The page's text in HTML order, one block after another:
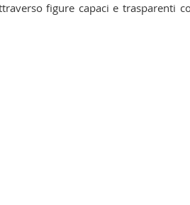
figure capaci e trasparenti